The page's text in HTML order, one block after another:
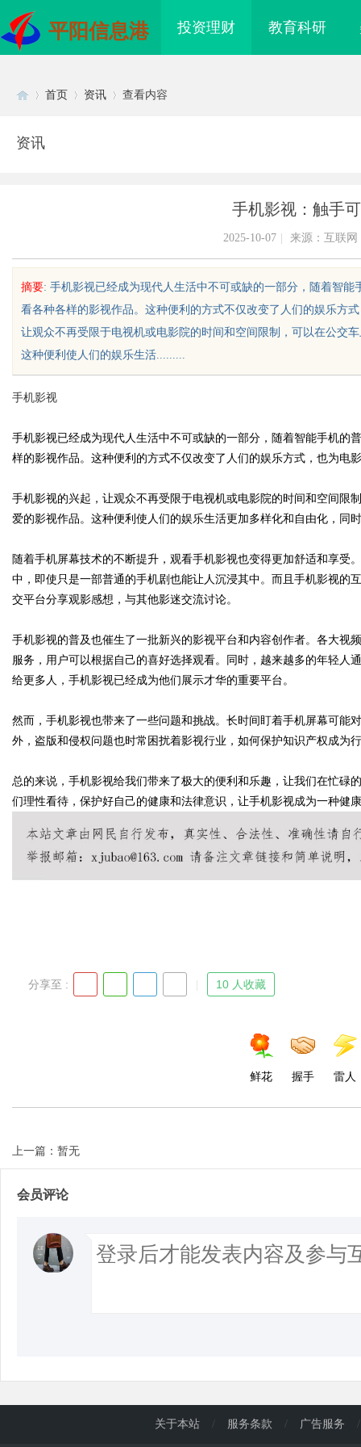
平阳信息港 投资理财 教育科研
sc
!
Bo
首页 资讯 查看内容
资讯
手机影视：触手
2025-10-07 来源：互联网
摘要: 手机影视已经成为现代人生活中不可或缺的一部分，随着智
看各种各样的影视作品。这种便利的方式不仅改变了人们的娱乐方
让观众不再受限于电视机或电影院的时间和空间限制，可以在公交
这种便利使人们的娱乐生活.........
手机影视
手机影视已经成为现代人生活中不可或缺的一部分，随着智能手机的
样的影视作品。这种便利的方式不仅改变了人们的娱乐方式，也为电
手机影视的兴起，让观众不再受限于电视机或电影院的时间和空间限
爱的影视作品。这种便利使人们的娱乐生活更加多样化和自由化，同
随着手机屏幕技术的不断提升，观看手机影视也变得更加舒适和享受
中，即使只是一部普通的手机剧也能让人沉浸其中。而且手机影视的
交平台分享观影感想，与其他影迷交流讨论。
手机影视的普及也催生了一批新兴的影视平台和内容创作者。各大视
服务，用户可以根据自己的喜好选择观看。同时，越来越多的年轻人
给更多人，手机影视已经成为他们展示才华的重要平台。
然而，手机影视也带来了一些问题和挑战。长时间盯着手机屏幕可能
外，盗版和侵权问题也时常困扰着影视行业，如何保护知识产权成为
总的来说，手机影视给我们带来了极大的便利和乐趣，让我们在忙碌
们理性看待，保护好自己的健康和法律意识，让手机影视成为一种健
分享至 : 10 人收藏
鲜花 握手 雷人
上一篇：暂无
会员评论
医疗实验室，标准化研
关于本站 / 服务条款 / 广告服务 /